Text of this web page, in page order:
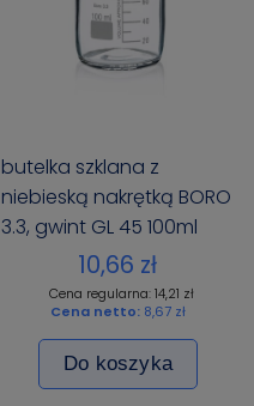
butelka szklana z
niebieską nakrętką BORO
3.3, gwint GL 45 100ml
10,66 zł
Cena regularna: 14,21 zł
Cena netto: 8,67 zł
Do koszyka